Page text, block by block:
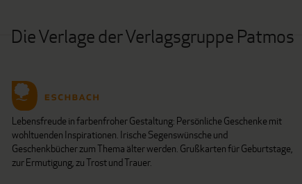
Die Verlage der Verlagsgruppe Patmos
Lebensfreude in farbenfroher Gestaltung: Persönliche Geschenke mit
wohltuenden Inspirationen. Irische Segenswünsche und
Geschenkbücher zum Thema älter werden. Grußkarten für Geburtstage,
zur Ermutigung, zu Trost und Trauer.